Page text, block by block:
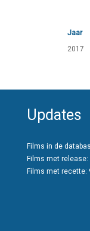
Jaar
2017
Updates
Films in de
Films met release:
Films met recette: